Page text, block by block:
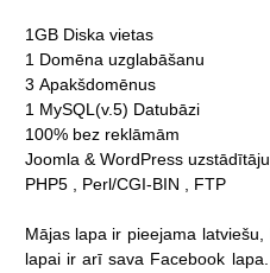
1GB Diska vietas
1 Domēna uzglabāšanu
3 Apakšdomēnus
1 MySQL(v.5) Datubāzi
100% bez reklāmām
Joomla & WordPress uzstādītāju
PHP5
Perl/CGI-BIN FTP
Mājas lapa ir pieejama latviešu,
lapai ir arī sava Facebook lapa.